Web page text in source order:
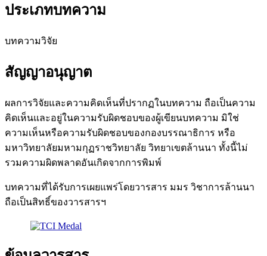
ประเภทบทความ
บทความวิจัย
สัญญาอนุญาต
ผลการวิจัยและความคิดเห็นที่ปรากฏในบทความ ถือเป็นความ
คิดเห็นและอยู่ในความรับผิดชอบของผู้เขียนบทความ มิใช่
ความเห็นหรือความรับผิดชอบของกองบรรณาธิการ หรือ
มหาวิทยาลัยมหามกุฏราชวิทยาลัย วิทยาเขตล้านนา ทั้งนี้ไม่
รวมความผิดพลาดอันเกิดจากการพิมพ์
บทความที่ได้รับการเผยแพร่โดยวารสาร มมร วิชาการล้านนา
ถือเป็นสิทธิ์ของวารสารฯ